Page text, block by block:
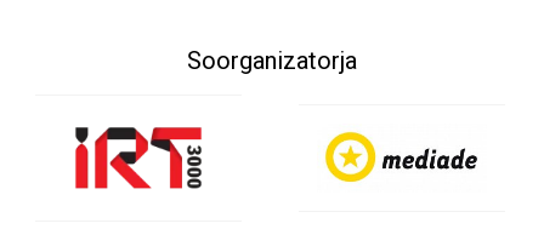
Soorganizatorja